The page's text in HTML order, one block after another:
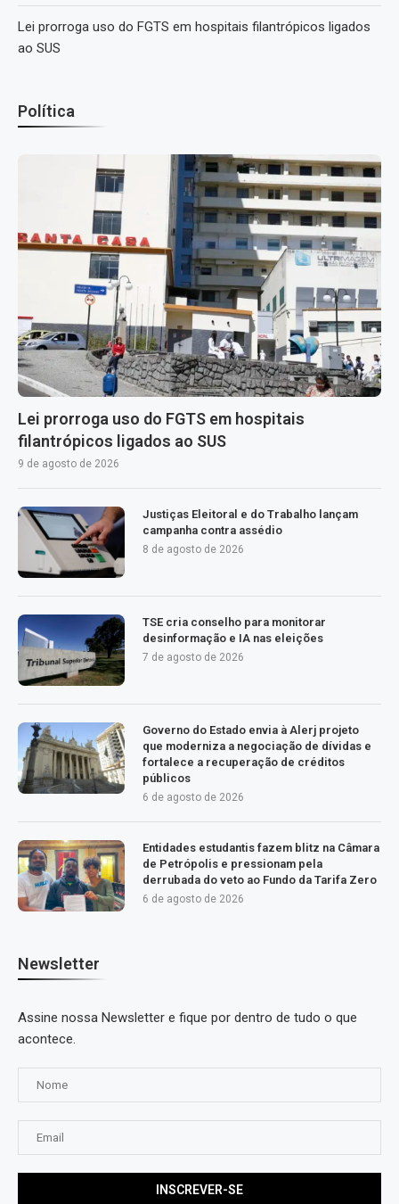
Lei prorroga uso do FGTS em hospitais filantrópicos ligados
ao SUS
Política
Lei prorroga uso do FGTS em hospitais
filantrópicos ligados ao SUS
9 de agosto de 2026
Justiças Eleitoral e do Trabalho lançam
campanha contra assédio
8 de agosto de 2026
TSE cria conselho para monitorar
desinformação e IA nas eleições
7 de agosto de 2026
Governo do Estado envia à Alerj projeto
que moderniza a negociação de dívidas e
fortalece a recuperação de créditos
públicos
6 de agosto de 2026
Entidades estudantis fazem blitz na Câmara
de Petrópolis e pressionam pela
derrubada do veto ao Fundo da Tarifa Zero
6 de agosto de 2026
Newsletter
Assine nossa Newsletter e fique por dentro de tudo o que
acontece.